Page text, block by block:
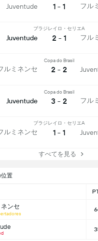
置
ンセ
Juventude 1 - 1 フル
Juventude
ブラジレイロ・セリエA
2 - 1 フル
ルミネンセ
Copa do Brasil
2 - 2
Juventude
Copa do Brasil
3 - 2 フル
ルミネンセ
ブラジレイロ・セリエA
1 - 1
すべてを見る